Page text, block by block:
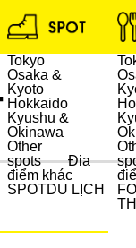
Tokyo
Osaka &
Kyoto
Hokkaido
Kyushu &
Okinawa
Other
spots
Địa
điểm khác
SPOTDU LỊCH